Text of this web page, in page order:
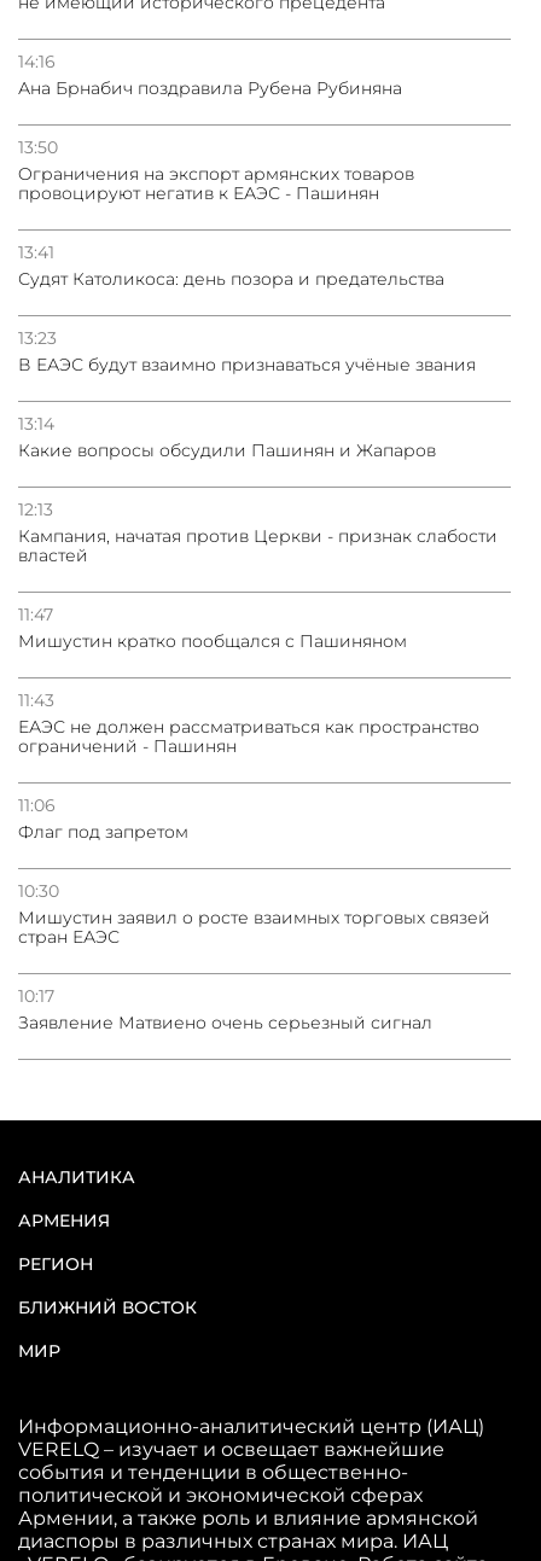
14:16
Ана Брнабич поздравила Рубена Рубиняна
13:50
Oграничения на экспорт армянских товаров
провоцируют негатив к ЕАЭС - Пашинян
13:41
Судят Католикоса: день позора и предательства
13:23
В ЕАЭС будут взаимно признаваться учёные звания
13:14
Какие вопросы обсудили Пашинян и Жапаров
12:13
Кампания, начатая против Церкви - признак слабости
властей
11:47
Мишустин кратко пообщался с Пашиняном
11:43
ЕАЭС не должен рассматриваться как пространство
ограничений - Пашинян
11:06
Флаг под запретом
10:30
Мишустин заявил о росте взаимных торговых связей
стран ЕАЭС
10:17
Заявление Матвиено очень серьезный сигнал
АНАЛИТИКА
АРМЕНИЯ
РЕГИОН
БЛИЖНИЙ ВОСТОК
МИР
Информационно-аналитический центр (ИАЦ)
VERELQ – изучает и освещает важнейшие
события и тенденции в общественно-
политической и экономической сферах
Армении, а также роль и влияние армянской
диаспоры в различных странах мира. ИАЦ